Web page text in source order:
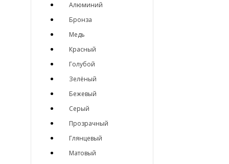
Алюминий
Бронза
Медь
Красный
Голубой
Зелёный
Бежевый
Серый
Прозрачный
Глянцевый
Матовый